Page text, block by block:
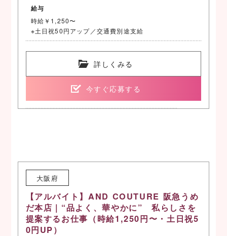
給与
時給￥1,250〜
※土日祝50円アップ／交通費別途支給
詳しくみる
今すぐ応募する
【アルバイト】AND COUTURE 阪急うめ
だ本店｜“品よく、華やかに” 私らしさを
提案するお仕事（時給1,250円〜・土日祝5
0円UP）
大阪府